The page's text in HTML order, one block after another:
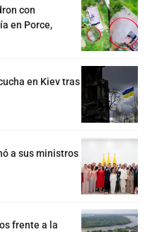
con
en Porce,
en Kiev tras
a sus ministros
frente a la